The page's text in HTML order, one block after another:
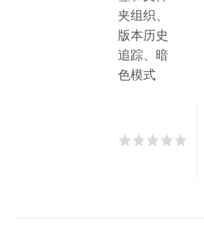
夹组织、
版本历史
追踪、暗
色模式